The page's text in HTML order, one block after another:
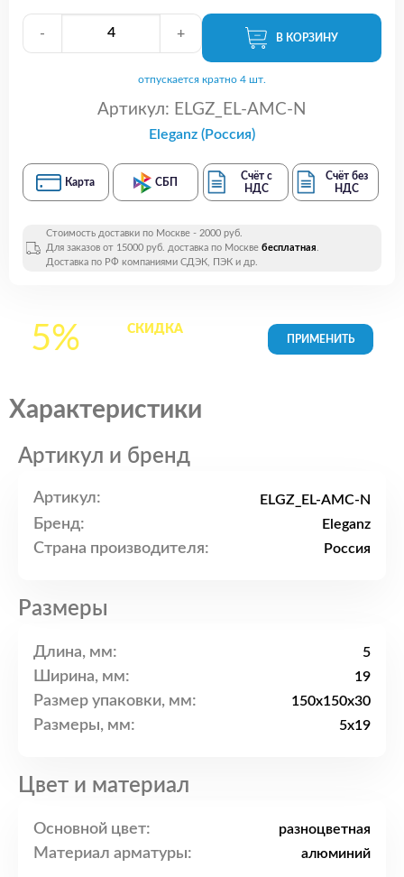
- + В КОРЗИНУ
отпускается кратно 4 шт.
Артикул: ELGZ_EL-AMC-N
Eleganz (Россия)
Карта СБП
Счёт с
НДС
Счёт без
НДС
Стоимость доставки по Москве - 2000 руб.
Для заказов от 15000 руб. доставка по Москве бесплатная.
Доставка по РФ компаниями СДЭК, ПЭК и др.
5% СКИДКАна все
Характеристики
Артикул и бренд
Артикул: ELGZ_EL-AMC-N
Бренд: Eleganz
Страна производителя: Россия
Размеры
Длина, мм: 5
Ширина, мм: 19
Размер упаковки, мм: 150x150x30
Размеры, мм: 5x19
Цвет и материал
Основной цвет: разноцветная
Материал арматуры: алюминий